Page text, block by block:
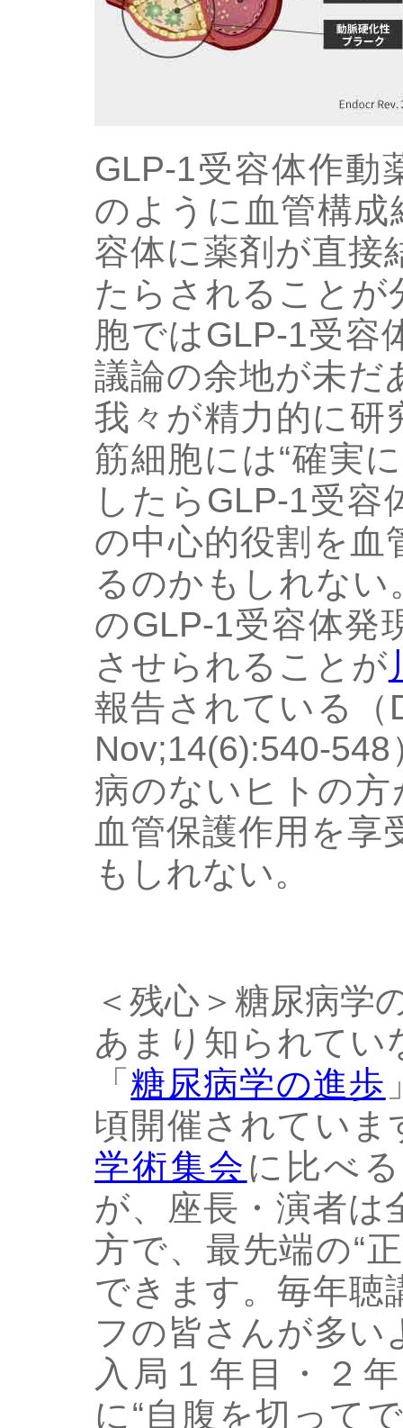
GLP-1受容体作動
のように血管構成
容体に薬剤が直接
たらされることが
胞ではGLP-1受容
議論の余地が未だ
我々が精力的に研
筋細胞には“確実
したらGLP-1受容
の中心的役割を血
るのかもしれない
のGLP-1受容体発
させられることが
報告されている（
Nov;14(6):540-
病のないヒトの方
血管保護作用を享
もしれない。
＜残心＞糖尿病学
あまり知られてい
「糖尿病学の進歩
頃開催されていま
学術集会 に比べ
が、座長・演者は
方で、最先端の“
できます。毎年聴
フの皆さんが多い
入局１年目・２
に“自腹を切って